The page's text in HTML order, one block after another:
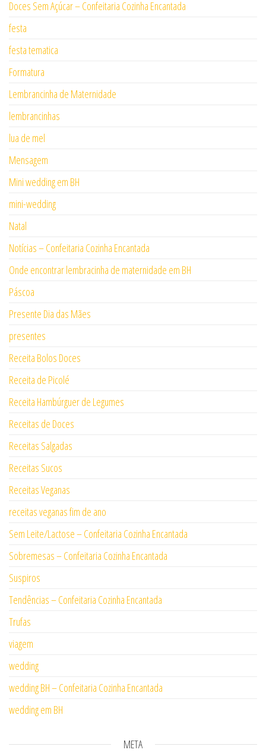
Doces Sem Açúcar – Confeitaria Cozinha Encantada
festa
festa tematica
Formatura
Lembrancinha de Maternidade
lembrancinhas
lua de mel
Mensagem
Mini wedding em BH
mini-wedding
Natal
Notícias – Confeitaria Cozinha Encantada
Onde encontrar lembracinha de maternidade em BH
Páscoa
Presente Dia das Mães
presentes
Receita Bolos Doces
Receita de Picolé
Receita Hambúrguer de Legumes
Receitas de Doces
Receitas Salgadas
Receitas Sucos
Receitas Veganas
receitas veganas fim de ano
Sem Leite/Lactose – Confeitaria Cozinha Encantada
Sobremesas – Confeitaria Cozinha Encantada
Suspiros
Tendências – Confeitaria Cozinha Encantada
Trufas
viagem
wedding
wedding BH – Confeitaria Cozinha Encantada
wedding em BH
META